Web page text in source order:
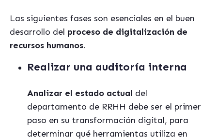
Las siguientes fases son esenciales en el buen
desarrollo del proceso de digitalización de
recursos humanos.
Realizar una auditoría interna
Analizar el estado actual del
departamento de RRHH debe ser el primer
paso en su transformación digital, para
determinar qué herramientas utiliza en